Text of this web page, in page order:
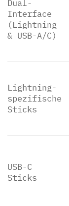
Dual-
Interface
(Lightning
& USB-A/C)
Lightning-
spezifische
Sticks
USB-C
Sticks